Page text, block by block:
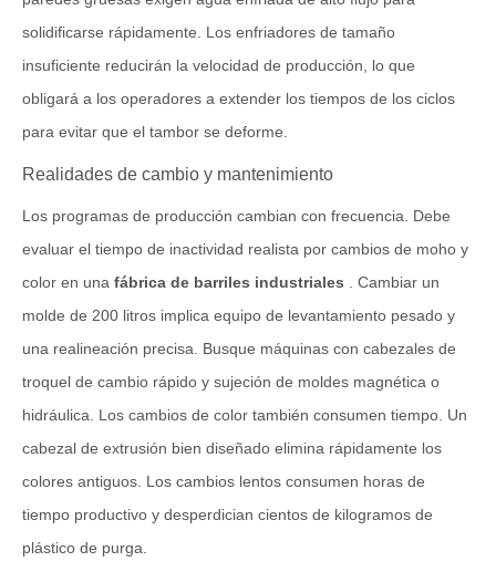
solidificarse rápidamente. Los enfriadores de tamaño
insuficiente reducirán la velocidad de producción, lo que
obligará a los operadores a extender los tiempos de los ciclos
para evitar que el tambor se deforme.
Realidades de cambio y mantenimiento
Los programas de producción cambian con frecuencia. Debe
evaluar el tiempo de inactividad realista por cambios de moho y
color en una fábrica de barriles industriales . Cambiar un
molde de 200 litros implica equipo de levantamiento pesado y
una realineación precisa. Busque máquinas con cabezales de
troquel de cambio rápido y sujeción de moldes magnética o
hidráulica. Los cambios de color también consumen tiempo. Un
cabezal de extrusión bien diseñado elimina rápidamente los
colores antiguos. Los cambios lentos consumen horas de
tiempo productivo y desperdician cientos de kilogramos de
plástico de purga.